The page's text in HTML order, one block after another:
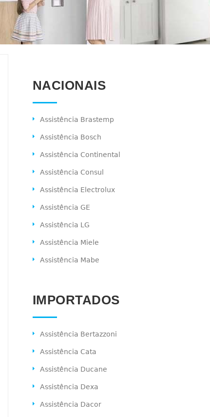
NACIONAIS
Assistência Brastemp
Assistência Bosch
Assistência Continental
Assistência Consul
Assistência Electrolux
Assistência GE
Assistência LG
Assistência Miele
Assistência Mabe
IMPORTADOS
Assistência Bertazzoni
Assistência Cata
Assistência Ducane
Assistência Dexa
Assistência Dacor